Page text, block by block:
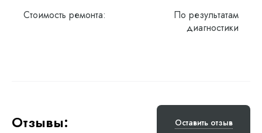
Стоимость ремонта:
По результатам
диагностики
Отзывы: Оставить отзыв